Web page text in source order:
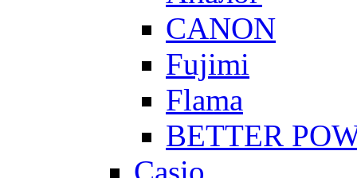
CANON
Fujimi
Flama
BETTER